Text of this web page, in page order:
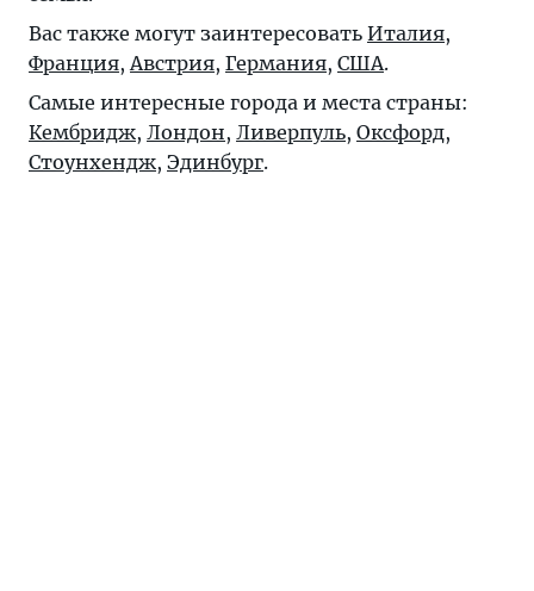
Вас также могут заинтересовать Италия,
Франция,Австрия, Германия, США.
Самые интересные города и места страны:
Кембридж, Лондон, Ливерпуль, Оксфорд,
Стоунхендж, Эдинбург.